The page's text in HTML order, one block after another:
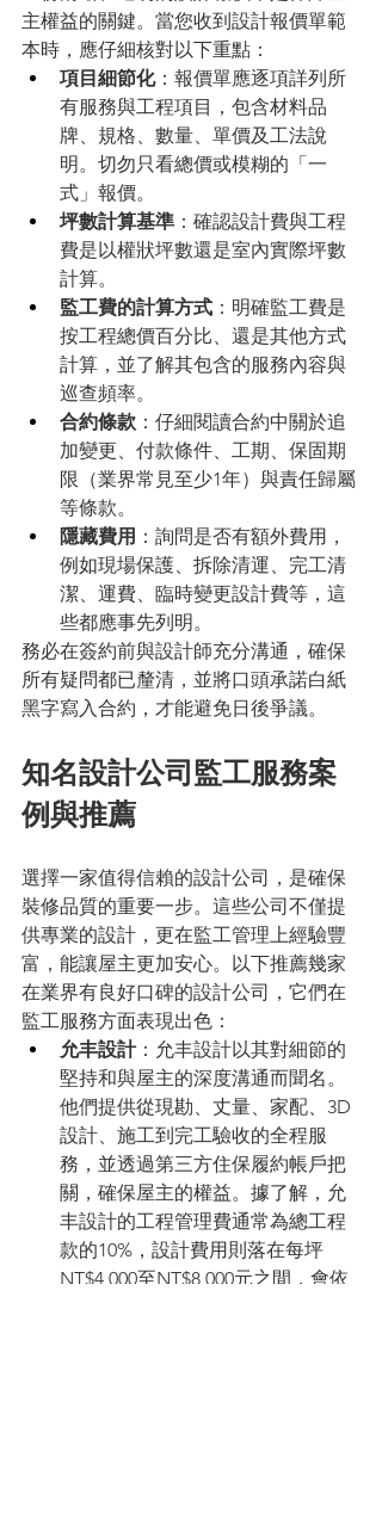
主權益的關鍵。當您收到設計報價單範
本時，應仔細核對以下重點：
項目細節化：報價單應逐項詳列所
有服務與工程項目，包含材料品
牌、規格、數量、單價及工法說
明。切勿只看總價或模糊的「一
式」報價。
坪數計算基準 ：確認設計費與工程
費是以權狀坪數還是室內實際坪數
計算。
監工費的計算方式 ：明確監工費是
按工程總價百分比、還是其他方式
計算，並了解其包含的服務內容與
巡查頻率。
合約條款 ：仔細閱讀合約中關於追
加變更、付款條件、工期、保固期
限（業界常見至少1年）與責任歸屬
等條款。
隱藏費用 ：詢問是否有額外費用，
例如現場保護、拆除清運、完工清
潔、運費、臨時變更設計費等，這
些都應事先列明。
務必在簽約前與設計師充分溝通，確保
所有疑問都已釐清，並將口頭承諾白紙
黑字寫入合約，才能避免日後爭議。
知名設計公司監工服務案
例與推薦
選擇一家值得信賴的設計公司，是確保
裝修品質的重要一步。這些公司不僅提
供專業的設計，更在監工管理上經驗豐
富，能讓屋主更加安心。以下推薦幾家
在業界有良好口碑的設計公司，它們在
監工服務方面表現出色：
允丰設計：允丰設計以其對細節的
堅持和與屋主的深度溝通而聞名。
他們提供從現勘、丈量、家配、3D
設計、施工到完工驗收的全程服
務，並透過第三方住保履約帳戶把
關，確保屋主的權益。據了解，允
丰設計的工程管理費通常為總工程
款的10%，設計費用則落在每坪
NT$4,000至NT$8,000元之間，會依